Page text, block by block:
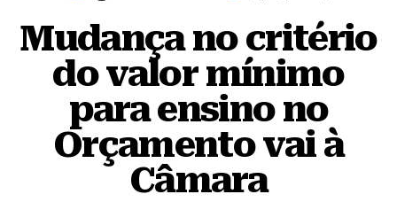
Mudança no critério
do valor mínimo
para ensino no
Orçamento vai à
Câmara